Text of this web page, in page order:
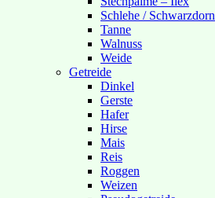
Schlehe / Schwarzdorn
Tanne
Walnuss
Weide
Getreide
Dinkel
Gerste
Hafer
Hirse
Mais
Reis
Roggen
Weizen